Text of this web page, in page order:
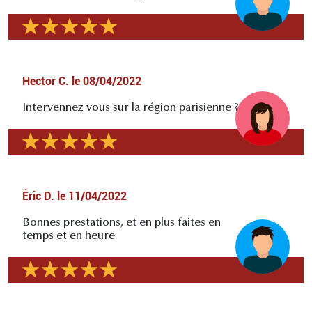
Hector C. le 08/04/2022
Intervennez vous sur la région parisienne ?
Éric D. le 11/04/2022
Bonnes prestations, et en plus faites en
temps et en heure